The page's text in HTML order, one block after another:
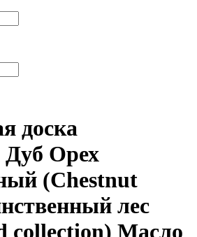
доска
Орех
(Chestnut
лес
collection) Масло